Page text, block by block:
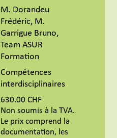
M. Dorandeu
Frédéric, M.
Garrigue Bruno,
Team ASUR
Formation
Compétences
interdisciplinaires
630.00 CHF
Non soumis à la TVA.
Le prix comprend la
documentation, les